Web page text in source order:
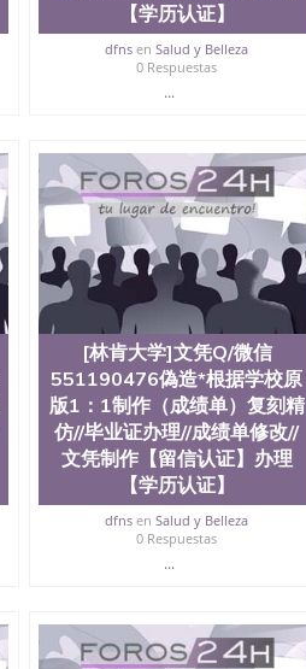
【学历认证】
dfns enSalud y Belleza
0 Respuestas
...
[林肯大学]文凭Q/微信
551190476偽造*根据学校原
版1：1制作（成绩单）复刻精
仿//毕业证办理//成绩单修改//
文凭制作【留信认证】办理
【学历认证】
dfns enSalud y Belleza
0 Respuestas
...